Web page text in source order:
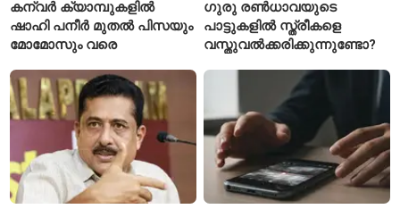
കന്വർ ക്യാമ്പുകളിൽ
ഷാഹി പനീർ മുതൽ പിസയും
മോമോസും വരെ
ഗുരു രൺധാവയുടെ
പാട്ടുകളിൽ സ്ത്രീകളെ
വസ്തുവൽക്കരിക്കുന്നുണ്ടോ?